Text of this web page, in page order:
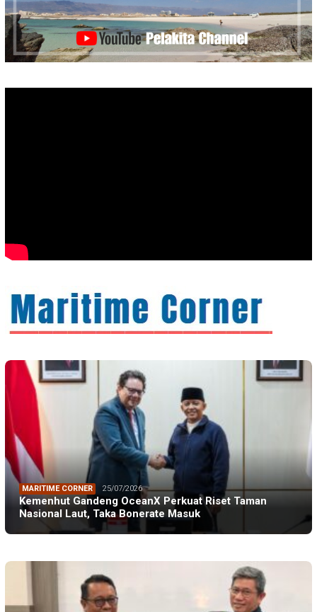
MARITIME CORNER 25/07/2026
Kemenhut Gandeng OceanX Perkuat Riset Taman
Nasional Laut, Taka Bonerate Masuk